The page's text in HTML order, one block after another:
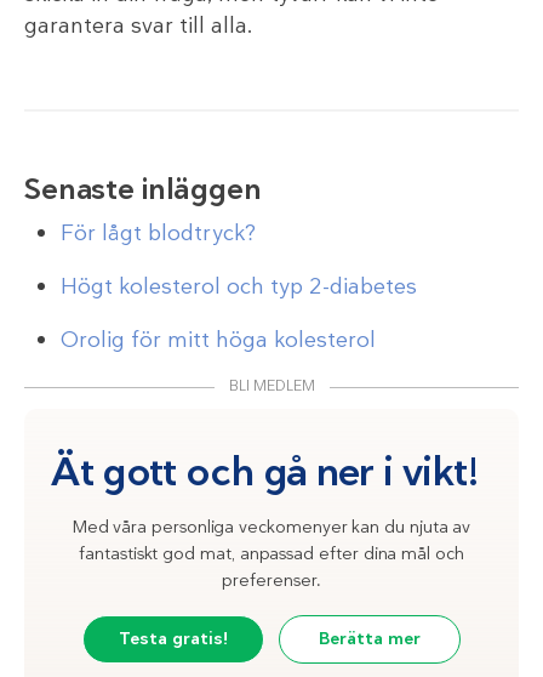
garantera svar till alla.
Senaste inläggen
För lågt blodtryck?
Högt kolesterol och typ 2-diabetes
Orolig för mitt höga kolesterol
BLI MEDLEM
Ät gott och gå ner i vikt!
Med våra personliga veckomenyer kan du njuta av
fantastiskt god mat, anpassad efter dina mål och
preferenser.
Testa gratis! Berätta mer